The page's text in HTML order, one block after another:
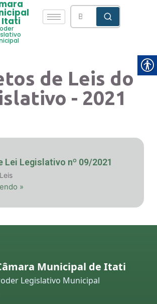
Itati
de Leis do
- 2021
Lei Legislativo nº 09/2021
»
Municipal de Itati
Legislativo Municipal